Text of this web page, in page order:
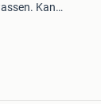
Kan